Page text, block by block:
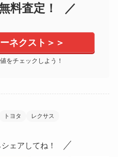
料査定！
ネクスト＞＞
をチェックしよう！
トヨタ レクサス
ェアしてね！